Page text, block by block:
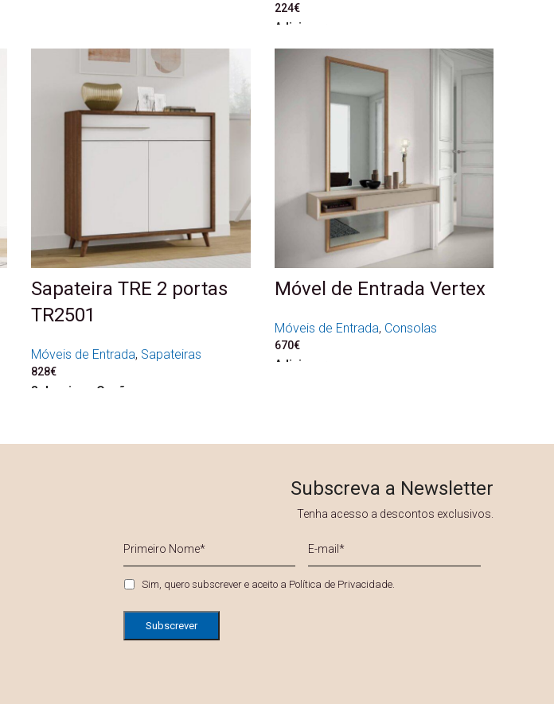
224€
Adicionar
Sapateira TRE 2 portas
TR2501
Móveis de Entrada, Sapateiras
828€
Seleccione Opções
Móvel de Entrada Vertex
Móveis de Entrada, Consolas
670€
Adicionar
Subscreva a Newsletter
Tenha acesso a descontos exclusivos.
Nome
*
mail
Privacidade *
Sim, quero subscrever e aceito a Política de Privacidade.